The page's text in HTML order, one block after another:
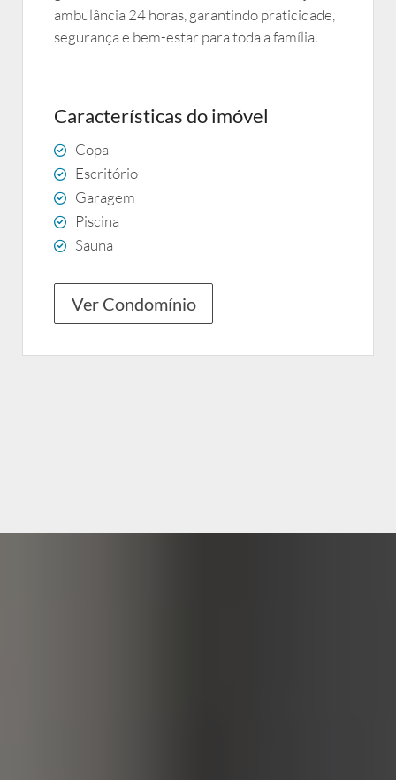
ambulância 24 horas, garantindo praticidade,
segurança e bem-estar para toda a família.
Características do imóvel
Copa
Escritório
Garagem
Piscina
Sauna
Ver Condomínio